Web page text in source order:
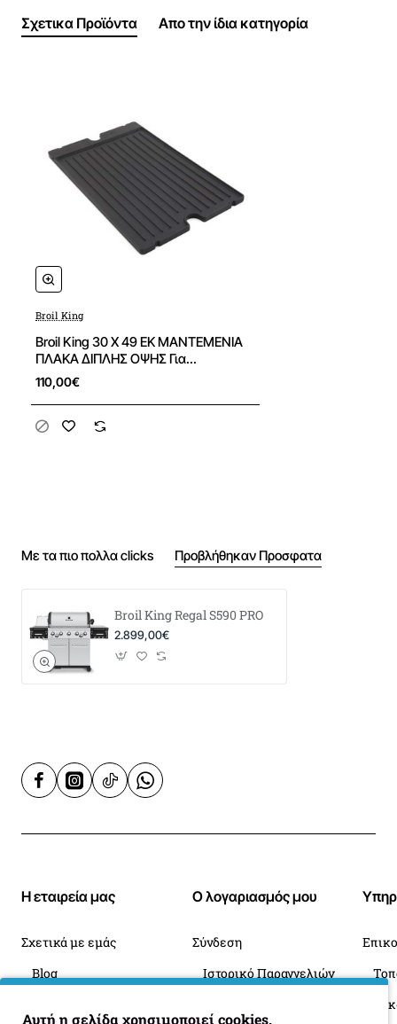
Ανοξείδωτα καπάκια με τελειωμα από χυτό αλουμίνιο
Ποιοτική, εποξική βαφή στην καμπίνα και στην βάση
ΔΙΑΣΤΑΣΕΙΣ ΤΟΥ ΓΚΡΙΛ
125.0 εκ. Ύψος 63.0 εκ. Πλάτος 160.0 εκ. μάκρος
ΒAΡΟΣ ΨΗΣΤΑΡΙAΣ
97 kg
Σχετικα Προϊόντα Απο την ίδια κατηγορία
Broil King
Broil King 30 X 49 ΕΚ ΜΑΝΤΕΜΕΝΙΑ
ΠΛΑΚΑ ΔΙΠΛΗΣ ΟΨΗΣ Για
Regal/Imperial
110,00€
Με τα πιο πολλα clicks Προβλήθηκαν Προσφατα
Broil King Regal S590 PRO
2.899,00€
Η εταιρεία μας
Σχετικά με εμάς
Blog
Ο λογαριασμός μου
Σύνδεση
Ιστορικό Παραγγελιών
Αυτή η σελίδα χρησιμοποιεί cookies.